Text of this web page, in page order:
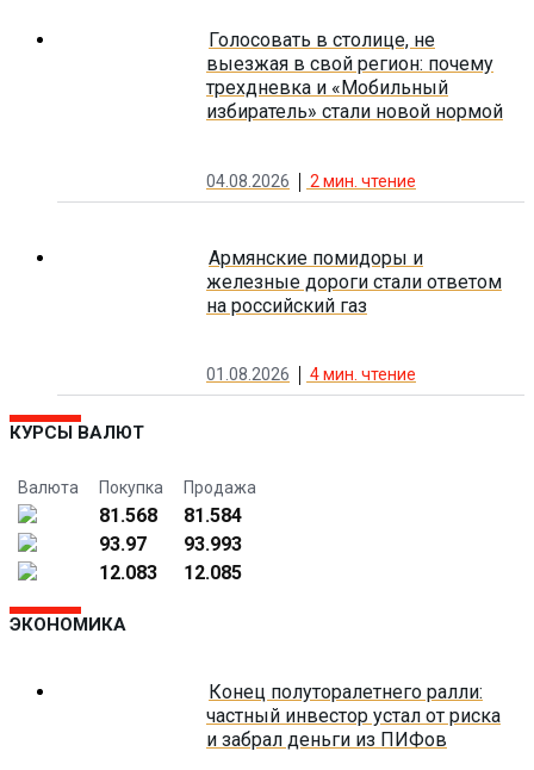
Голосовать в столице, не
выезжая в свой регион: почему
трехдневка и «Мобильный
избиратель» стали новой нормой
04.08.2026 2 мин. чтение
Армянские помидоры и
железные дороги стали ответом
на российский газ
01.08.2026 4мин. чтение
КУРСЫ ВАЛЮТ
Валюта Покупка Продажа
81.568
81.584
93.97
93.993
12.083
12.085
ЭКОНОМИКА
Конец полуторалетнего ралли:
частный инвестор устал от риска
и забрал деньги из ПИФов